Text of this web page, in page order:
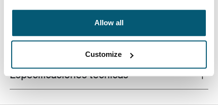
Allow all
Customize
Todas las características
Especificaciones técnicas